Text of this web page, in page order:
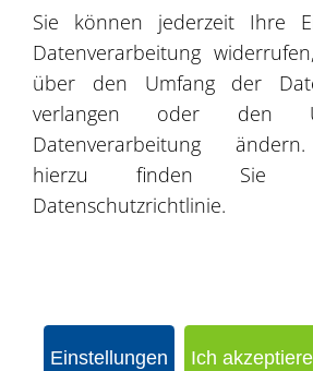
Erfolgsgeschichte –
Autoteppiche
Sie können jederzeit Ihre
Datenverarbeitung
über den Umfang der
verlangen oder den
Datenverarbeitung
hierzu finden Sie
Datenschutzrichtlinie.
Einstellungen Ich akzeptiere